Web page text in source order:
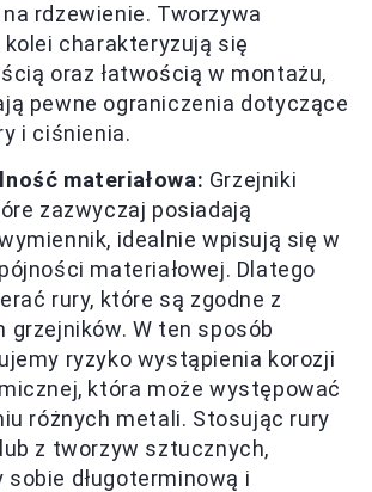
rdzewienie. Tworzywa
charakteryzują się
oraz łatwością w montażu,
pewne ograniczenia dotyczące
i ciśnienia.
materiałowa: Grzejniki
zazwyczaj posiadają
idealnie wpisują się w
materiałowej. Dlatego
rury, które są zgodne z
grzejników. W ten sposób
ryzyko wystąpienia korozji
która może występować
różnych metali. Stosując rury
z tworzyw sztucznych,
sobie długoterminową i